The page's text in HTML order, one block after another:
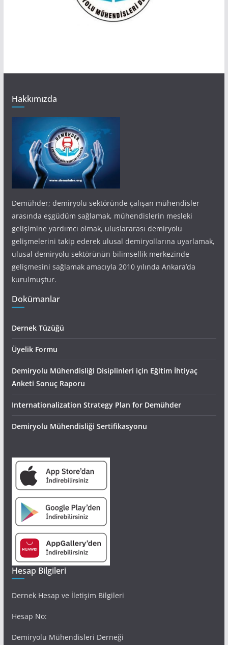
Hakkımızda
Demühder; demiryolu sektöründe çalışan mühendisler
arasında eşgüdüm sağlamak, mühendislerin mesleki
gelişimine yardımcı olmak, uluslararası demiryolu
gelişmelerini takip ederek ulusal demiryollarına uyarlamak,
ulusal demiryolu sektörünün bilimsellik merkezinde
gelişmesini sağlamak amacıyla 2010 yılında Ankara’da
kurulmuştur.
Dokümanlar
Dernek Tüzüğü
Üyelik Formu
Demiryolu Mühendisliği Disiplinleri için Eğitim İhtiyaç
Anketi Sonuç Raporu
Internationalization Strategy Plan for Demühder
Demiryolu Mühendisliği Sertifikasyonu
Hesap Bilgileri
Dernek Hesap ve İletişim Bilgileri
Hesap No:
Demiryolu Mühendisleri Derneği